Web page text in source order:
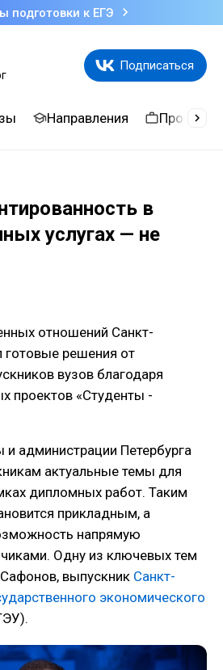
подготовки к ЕГЭ
Подписаться
Направления
в
услугах — не
отношений Санкт-
готовые решения от
вузов благодаря
проектов «Студенты -
администрации Петербурга
актуальные темы для
дипломных работ. Таким
прикладным, а
напрямую
Одну из ключевых тем
выпускник Санкт-
экономического